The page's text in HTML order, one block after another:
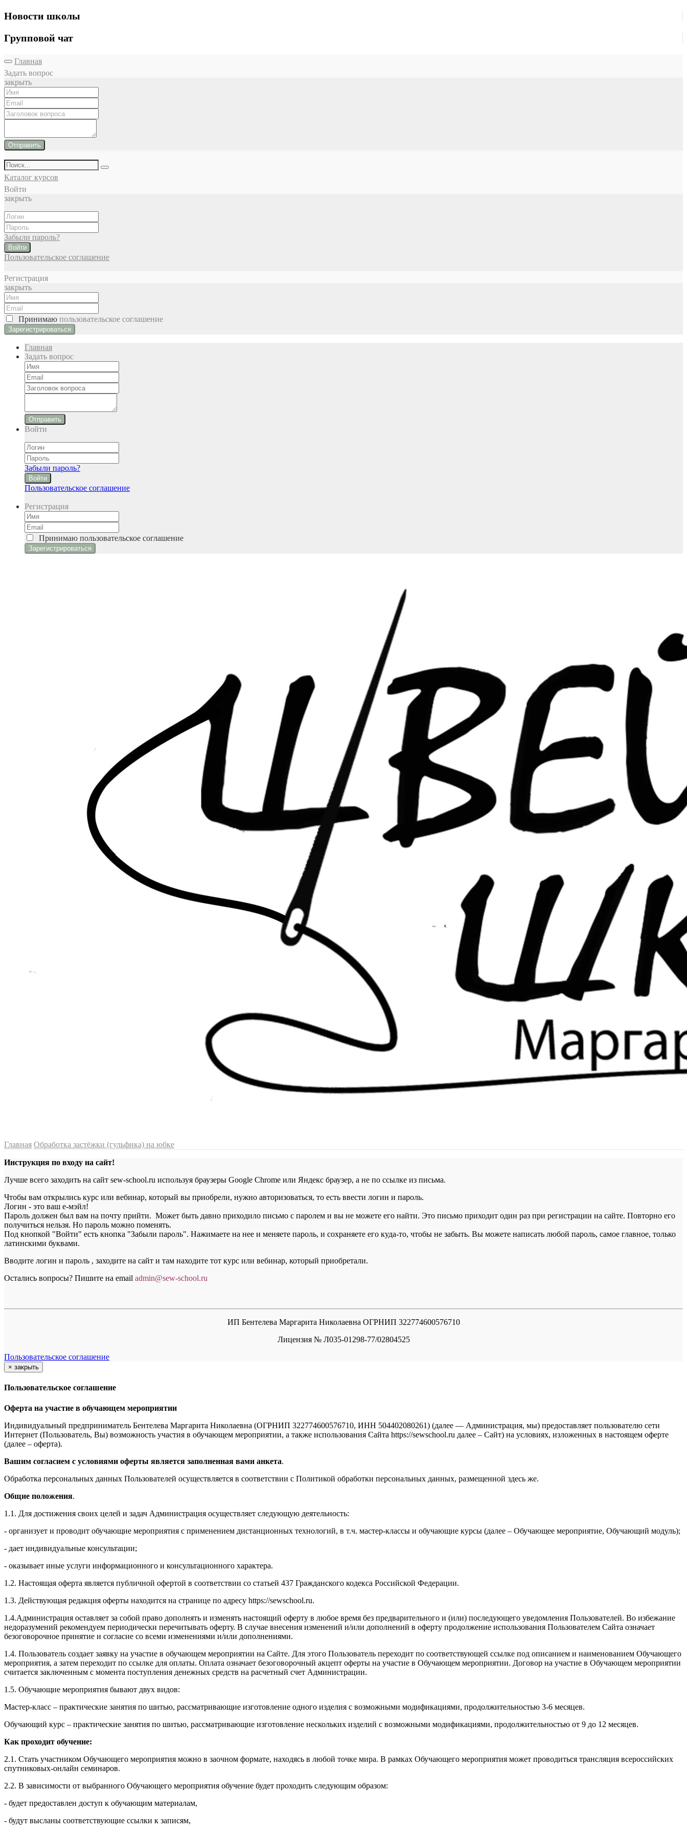
Новости школы
Групповой чат
Главная
Задать вопрос
закрыть
Отправить
Каталог курсов
Войти
закрыть
Забыли пароль?
Войти
Пользовательское соглашение
Регистрация
закрыть
Принимаю пользовательское соглашение
Главная
Задать вопрос
Отправить
Войти
Забыли пароль?
Войти
Пользовательское соглашение
Регистрация
Принимаю пользовательское соглашение
Главная Обработка застёжки (гульфика) на юбке
Инструкция по входу на сайт!
Лучше всего заходить на сайт sew-school.ru используя браузеры Google Chrome или Яндекс браузер, а не по ссылке из письма.
Чтобы вам открылись курс или вебинар, который вы приобрели, нужно авторизоваться, то есть ввести логин и пароль.
Логин - это ваш е-мэйл!
Пароль должен был вам на почту прийти. Может быть давно приходило письмо с паролем и вы не можете его найти. Это письмо приходит один раз при регистрации на сайте. Повторно его
получиться нельзя. Но пароль можно поменять.
Под кнопкой "Войти" есть кнопка "Забыли пароль". Нажимаете на нее и меняете пароль, и сохраняете его куда-то, чтобы не забыть. Вы можете написать любой пароль, самое главное, только
латинскими буквами.
Вводите логин и пароль , заходите на сайт и там находите тот курс или вебинар, который приобретали.
Остались вопросы? Пишите на email admin@sew-school.ru
ИП Бентелева Маргарита Николаевна ОГРНИП 322774600576710
Лицензия № Л035-01298-77/02804525
Пользовательское соглашение
× закрыть
Пользовательское соглашение
Оферта на участие в обучающем мероприятии
Индивидуальный предприниматель Бентелева Маргарита Николаевна (ОГРНИП 322774600576710, ИНН 504402080261) (далее — Администрация, мы) предоставляет пользователю сети
Интернет (Пользователь, Вы) возможность участия в обучающем мероприятии, а также использования Сайта https://sewschool.ru далее – Сайт) на условиях, изложенных в настоящем оферте
(далее – оферта).
Вашим согласием с условиями оферты является заполненная вами анкета.
Обработка персональных данных Пользователей осуществляется в соответствии с Политикой обработки персональных данных, размещенной здесь же.
Общие положения.
1.1. Для достижения своих целей и задач Администрация осуществляет следующую деятельность:
- организует и проводит обучающие мероприятия с применением дистанционных технологий, в т.ч. мастер-классы и обучающие курсы (далее – Обучающее мероприятие, Обучающий модуль);
- дает индивидуальные консультации;
- оказывает иные услуги информационного и консультационного характера.
1.2. Настоящая оферта является публичной офертой в соответствии со статьей 437 Гражданского кодекса Российской Федерации.
1.3. Действующая редакция оферты находится на странице по адресу https://sewschool.ru.
1.4.Администрация оставляет за собой право дополнять и изменять настоящий оферту в любое время без предварительного и (или) последующего уведомления Пользователей. Во избежание
недоразумений рекомендуем периодически перечитывать оферту. В случае внесения изменений и/или дополнений в оферту продолжение использования Пользователем Сайта означает
безоговорочное принятие и согласие со всеми изменениями и/или дополнениями.
1.4. Пользователь создает заявку на участие в обучающем мероприятии на Сайте. Для этого Пользователь переходит по соответствующей ссылке под описанием и наименованием Обучающего
мероприятия, а затем переходит по ссылке для оплаты. Оплата означает безоговорочный акцепт оферты на участие в Обучающем мероприятии. Договор на участие в Обучающем мероприятии
считается заключенным с момента поступления денежных средств на расчетный счет Администрации.
1.5. Обучающие мероприятия бывают двух видов:
Мастер-класс – практические занятия по шитью, рассматривающие изготовление одного изделия с возможными модификациями, продолжительностью 3-6 месяцев.
Обучающий курс – практические занятия по шитью, рассматривающие изготовление нескольких изделий с возможными модификациями, продолжительностью от 9 до 12 месяцев.
Как проходит обучение:
2.1. Стать участником Обучающего мероприятия можно в заочном формате, находясь в любой точке мира. В рамках Обучающего мероприятия может проводиться трансляция всероссийских
спутниковых-онлайн семинаров.
2.2. В зависимости от выбранного Обучающего мероприятия обучение будет проходить следующим образом:
- будет предоставлен доступ к обучающим материалам,
- будут высланы соответствующие ссылки к записям,